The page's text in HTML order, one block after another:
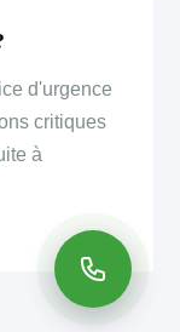
d'urgence
critiques
à